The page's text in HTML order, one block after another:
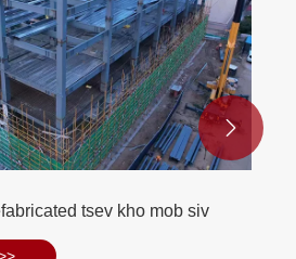
tsev kho mob siv
